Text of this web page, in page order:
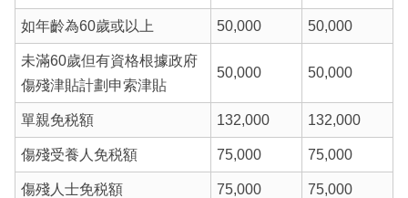
如年齡為60歲或以上 50,000 50,000
未滿60歲但有資格根據政府
傷殘津貼計劃申索津貼
50,000 50,000
單親免税額 132,000 132,000
傷殘受養人免税額 75,000 75,000
傷殘人士免税額 75,000 75,000